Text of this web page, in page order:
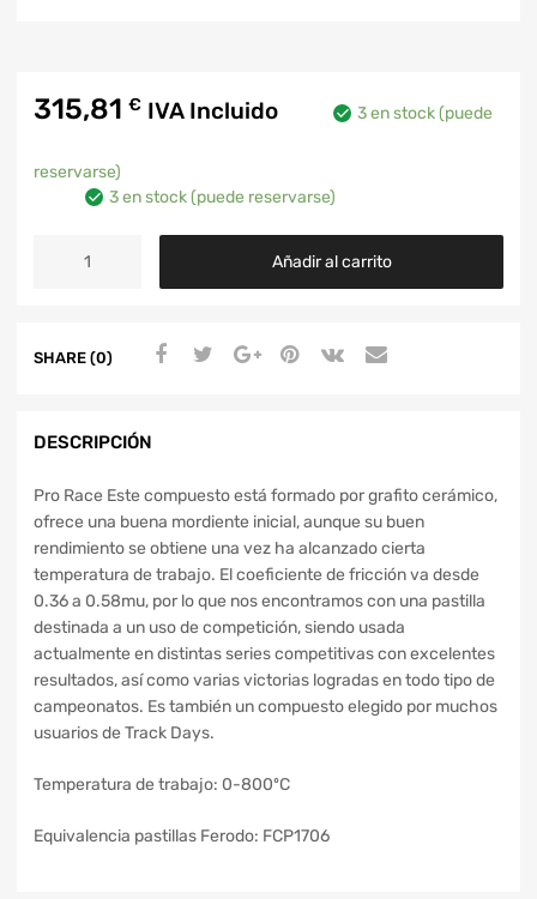
315,81 € IVA Incluido 3 en stock (puede
reservarse)
3 en stock (puede reservarse)
Añadir al carrito
SHARE (0)
DESCRIPCIÓN
Pro Race Este compuesto está formado por grafito cerámico,
ofrece una buena mordiente inicial, aunque su buen
rendimiento se obtiene una vez ha alcanzado cierta
temperatura de trabajo. El coeficiente de fricción va desde
0.36 a 0.58mu, por lo que nos encontramos con una pastilla
destinada a un uso de competición, siendo usada
actualmente en distintas series competitivas con excelentes
resultados, así como varias victorias logradas en todo tipo de
campeonatos. Es también un compuesto elegido por muchos
usuarios de Track Days.
Temperatura de trabajo: 0-800ºC
Equivalencia pastillas Ferodo: FCP1706